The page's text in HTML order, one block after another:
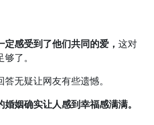
定感受到了他们共同的爱，这对
了。
无疑让网友有些遗憾。
姻确实让人感到幸福感满满。